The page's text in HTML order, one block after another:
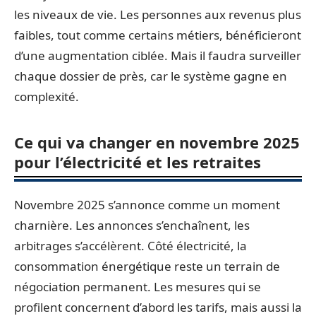
les niveaux de vie. Les personnes aux revenus plus
faibles, tout comme certains métiers, bénéficieront
d’une augmentation ciblée. Mais il faudra surveiller
chaque dossier de près, car le système gagne en
complexité.
Ce qui va changer en novembre 2025
pour l’électricité et les retraites
Novembre 2025 s’annonce comme un moment
charnière. Les annonces s’enchaînent, les
arbitrages s’accélèrent. Côté électricité, la
consommation énergétique reste un terrain de
négociation permanent. Les mesures qui se
profilent concernent d’abord les tarifs, mais aussi la